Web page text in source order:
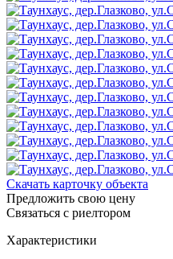
Скачать карточку объекта
Предложить свою цену
Связаться с риелтором
Характеристики